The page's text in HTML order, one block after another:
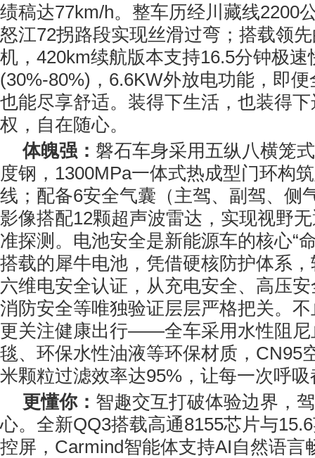
绩稿达77km/h。整车历经川藏线2200
怒江72拐路段实现丝滑过弯；搭载领
机，420km续航版本支持16.5分钟极速
(30%-80%)，6.6KW外放电功能，即
也能尽享舒适。装得下生活，也装得
权，自在随心。
体魄强： 磐石车身采用五纵八横笼
度钢，1300MPa一体式热成型门环构
线；配备6安全气囊（主驾、副驾、侧
影像搭配12颗超声波雷达，实现视野
准探测。电池安全是新能源车的核心“
搭载的犀牛电池，凭借硬核防护体系
六维电安全认证，从充电安全、高压
消防安全等唯独验证层层严格把关。
更关注健康出行——全车采用水性阻尼
毯、环保水性油液等环保材质，CN95
米颗粒过滤效率达95%，让每一次呼
更懂你： 智趣交互打破体验边界，
心。全新QQ3搭载高通8155芯片与
控屏，Carmind智能体支持AI自然语言